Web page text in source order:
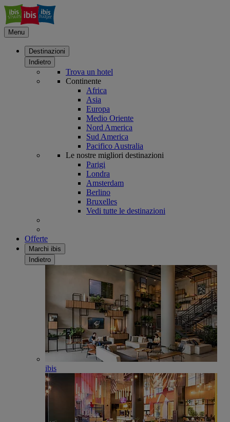
Menu
Destinazioni
Indietro
Trova un hotel
Continente
Africa
Asia
Europa
Medio Oriente
Nord America
Sud America
Pacifico Australia
Le nostre migliori destinazioni
Parigi
Londra
Amsterdam
Berlino
Bruxelles
Vedi tutte le destinazioni
Offerte
Marchi ibis
Indietro
ibis